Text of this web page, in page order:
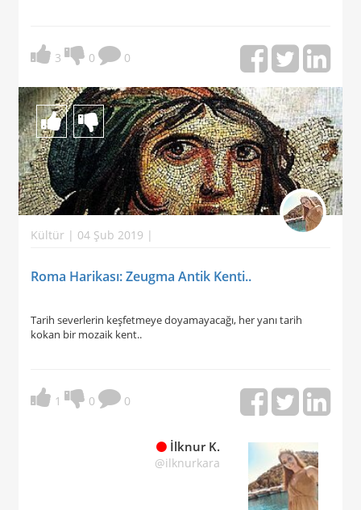
3 0 0
Kültür | 04 Şub 2019 |
Roma Harikası: Zeugma Antik Kenti..
Tarih severlerin keşfetmeye doyamayacağı, her yanı tarih
kokan bir mozaik kent..
1 0 0
İlknur K.
@ilknurkara